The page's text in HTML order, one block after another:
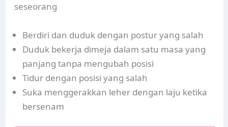
seseorang
Berdiri dan duduk dengan postur yang salah
Duduk bekerja dimeja dalam satu masa yang
panjang tanpa mengubah posisi
Tidur dengan posisi yang salah
Suka menggerakkan leher dengan laju ketika
bersenam